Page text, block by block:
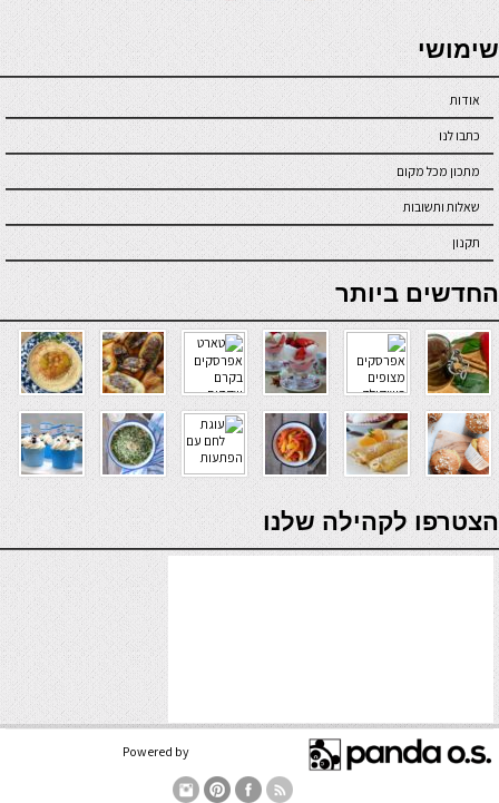
seriöse online casinos österreich
שימושי
אודות
כתבו לנו
מתכון מכל מקום
שאלות ותשובות
תקנון
online casino
החדשים ביותר
verde casino
הצטרפו לקהילה שלנו
Powered by